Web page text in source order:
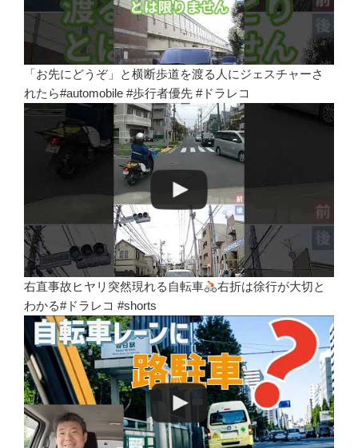
「お先にどうぞ」と横断歩道を渡る人にジェスチャーさ
れたら#automobile #歩行者優先 #ドラレコ
右直事故ヒヤリ突然現れる自転車
右折は徐行が大切と
わかる#ドラレコ #shorts